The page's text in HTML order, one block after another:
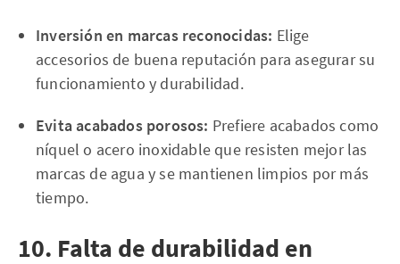
Inversión en marcas reconocidas: Elige
accesorios de buena reputación para asegurar su
funcionamiento y durabilidad.
Evita acabados porosos: Prefiere acabados como
níquel o acero inoxidable que resisten mejor las
marcas de agua y se mantienen limpios por más
tiempo.
10. Falta de durabilidad en